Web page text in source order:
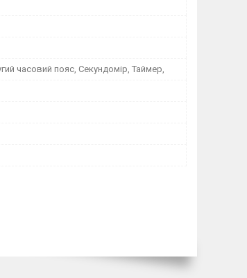
часовий пояс, Секундомір, Таймер,